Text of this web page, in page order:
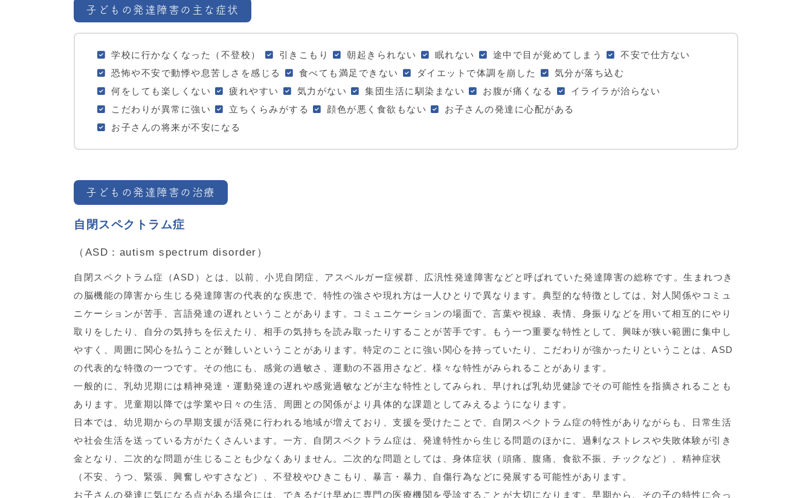
子どもの発達障害の主な症状
学校に行かなくなった（不登校） 引きこもり 朝起きられない 眠れない 途中で目が覚めてしまう
不安で仕方ない
恐怖や不安で動悸や息苦しさを感じる
食べても満足できない ダイエットで体調を崩した
気分が落ち込む
何をしても楽しくない
疲れやすい 気力がない 集団生活に馴染まない お腹が痛くなる
イライラが治らない
こだわりが異常に強い
立ちくらみがする 顔色が悪く食欲もない
お子さんの発達に心配がある
お子さんの将来が不安になる
子どもの発達障害の治療
自閉スペクトラム症
（ASD：autism spectrum disorder）
自閉スペクトラム症（ASD）とは、以前、小児自閉症、アスペルガー症候群、広汎性発達障害などと呼ばれていた発達障害の総称です。生まれつき
の脳機能の障害から生じる発達障害の代表的な疾患で、特性の強さや現れ方は一人ひとりで異なります。典型的な特徴としては、対人関係やコミュ
ニケーションが苦手、言語発達の遅れということがあります。コミュニケーションの場面で、言葉や視線、表情、身振りなどを用いて相互的にやり
取りをしたり、自分の気持ちを伝えたり、相手の気持ちを読み取ったりすることが苦手です。もう一つ重要な特性として、興味が狭い範囲に集中し
やすく、周囲に関心を払うことが難しいということがあります。特定のことに強い関心を持っていたり、こだわりが強かったりということは、ASD
の代表的な特徴の一つです。その他にも、感覚の過敏さ、運動の不器用さなど、様々な特性がみられることがあります。
一般的に、乳幼児期には精神発達・運動発達の遅れや感覚過敏などが主な特性としてみられ、早ければ乳幼児健診でその可能性を指摘されることも
あります。児童期以降では学業や日々の生活、周囲との関係がより具体的な課題としてみえるようになります。
日本では、幼児期からの早期支援が活発に行われる地域が増えており、支援を受けたことで、自閉スペクトラム症の特性がありながらも、日常生活
や社会生活を送っている方がたくさんいます。一方、自閉スペクトラム症は、発達特性から生じる問題のほかに、過剰なストレスや失敗体験が引き
金となり、二次的な問題が生じることも少なくありません。二次的な問題としては、身体症状（頭痛、腹痛、食欲不振、チックなど）、精神症状
（不安、うつ、緊張、興奮しやすさなど）、不登校やひきこもり、暴言・暴力、自傷行為などに発展する可能性があります。
お子さんの発達に気になる点がある場合には、できるだけ早めに専門の医療機関を受診することが大切になります。早期から、その子の特性に合っ